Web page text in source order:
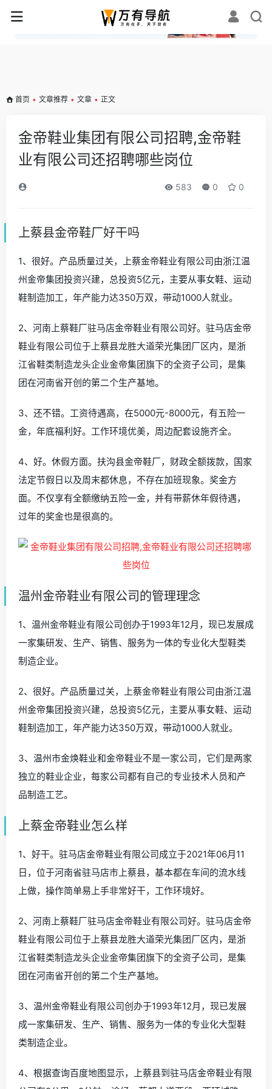
✕
首页 • 文章推荐 • 文章 • 正文
金帝鞋业集团有限公司招聘,金帝鞋
业有限公司还招聘哪些岗位
583 0 0
上蔡县金帝鞋厂好干吗
1、很好。产品质量过关，上蔡金帝鞋业有限公司由浙江温
州金帝集团投资兴建，总投资5亿元，主要从事女鞋、运动
鞋制造加工，年产能力达350万双，带动1000人就业。
2、河南上蔡鞋厂驻马店金帝鞋业有限公司好。驻马店金帝
鞋业有限公司位于上蔡县龙胜大道荣光集团厂区内，是浙
江省鞋类制造龙头企业金帝集团旗下的全资子公司，是集
团在河南省开创的第二个生产基地。
3、还不错。工资待遇高，在5000元-8000元，有五险一
金，年底福利好。工作环境优美，周边配套设施齐全。
4、好。休假方面。扶沟县金帝鞋厂，财政全额拨款，国家
法定节假日以及周末都休息，不存在加班现象。奖金方
面。不仅享有全额缴纳五险一金，并有带薪休年假待遇，
过年的奖金也是很高的。
温州金帝鞋业有限公司的管理理念
1、温州金帝鞋业有限公司创办于1993年12月，现已发展成
一家集研发、生产、销售、服务为一体的专业化大型鞋类
制造企业。
2、很好。产品质量过关，上蔡金帝鞋业有限公司由浙江温
州金帝集团投资兴建，总投资5亿元，主要从事女鞋、运动
鞋制造加工，年产能力达350万双，带动1000人就业。
3、温州市金焕鞋业和金帝鞋业不是一家公司，它们是两家
独立的鞋业企业，每家公司都有自己的专业技术人员和产
品制造工艺。
上蔡金帝鞋业怎么样
1、好干。驻马店金帝鞋业有限公司成立于2021年06月11
日，位于河南省驻马店市上蔡县，基本都在车间的流水线
上做，操作简单易上手非常好干，工作环境好。
2、河南上蔡鞋厂驻马店金帝鞋业有限公司好。驻马店金帝
鞋业有限公司位于上蔡县龙胜大道荣光集团厂区内，是浙
江省鞋类制造龙头企业金帝集团旗下的全资子公司，是集
团在河南省开创的第二个生产基地。
3、温州金帝鞋业有限公司创办于1993年12月，现已发展
成一家集研发、生产、销售、服务为一体的专业化大型鞋
类制造企业。
4、根据查询百度地图显示，上蔡县到驻马店金帝鞋业有限